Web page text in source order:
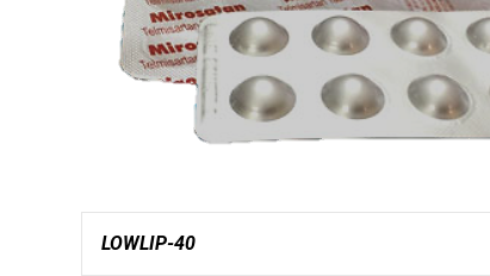
LOWLIP-40